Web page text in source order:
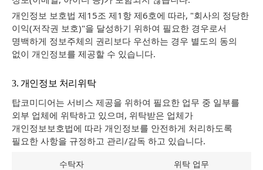
개인정보 보호법 제15조 제1항 제6호에 따라, "회사의 정당한
이익(저작권 보호)"을 달성하기 위하여 필요한 경우로서
명백하게 정보주체의 권리보다 우선하는 경우 별도의 동의
없이 개인정보를 제공할 수 있습니다.
3. 개인정보 처리위탁
탑코미디어는 서비스 제공을 위하여 필요한 업무 중 일부를
외부 업체에 위탁하고 있으며, 위탁받은 업체가
개인정보보호법에 따라 개인정보를 안전하게 처리하도록
필요한 사항을 규정하고 관리/감독 하고 있습니다.
수탁자 위탁 업무